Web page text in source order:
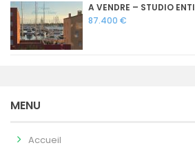
A VENDRE – STUDIO
87.400 €
MENU
Accueil